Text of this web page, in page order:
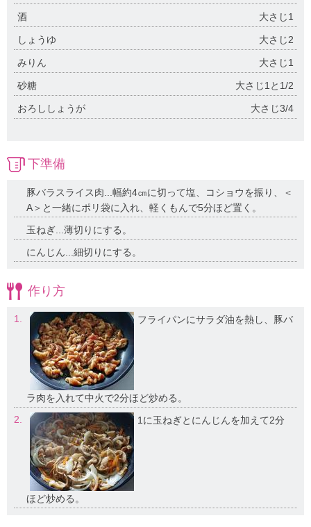
酒 大さじ1
しょうゆ 大さじ2
みりん 大さじ1
砂糖 大さじ1と1/2
おろししょうが 大さじ3/4
下準備
豚バラスライス肉...幅約4㎝に切って塩、コショウを振り、＜
A＞と一緒にポリ袋に入れ、軽くもんで5分ほど置く。
玉ねぎ...薄切りにする。
にんじん...細切りにする。
作り方
1. フライパンにサラダ油を熱し、豚バ
ラ肉を入れて中火で2分ほど炒める。
2.
1に玉ねぎとにんじんを加えて2分
ほど炒める。